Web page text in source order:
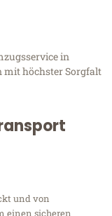
in
mit höchster Sorgfalt
und von